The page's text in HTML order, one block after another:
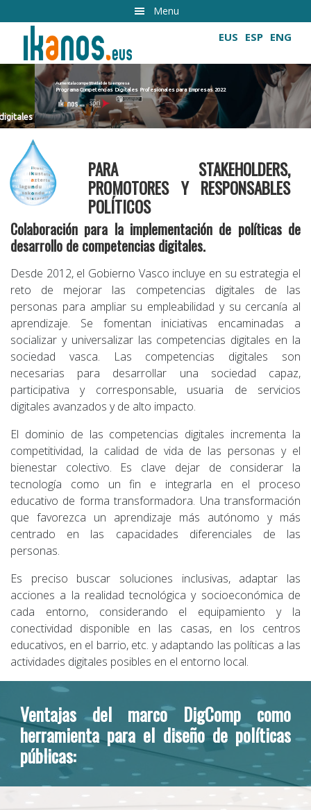
al
contenido
principal
Menu
EUS ESP ENG
Aumenta la competitividad de tu empresa
Programa Competencias Digitales Profesionales para Empresas 2022
Cultivando las competencias digitales
PARA STAKEHOLDERS,
PROMOTORES Y RESPONSABLES
POLÍTICOS
Colaboración para la implementación de políticas de
desarrollo de competencias digitales.
Desde 2012, el Gobierno Vasco incluye en su estrategia el
reto de mejorar las competencias digitales de las
personas para ampliar su empleabilidad y su cercanía al
aprendizaje. Se fomentan iniciativas encaminadas a
socializar y universalizar las competencias digitales en la
sociedad vasca. Las competencias digitales son
necesarias para desarrollar una sociedad capaz,
participativa y corresponsable, usuaria de servicios
digitales avanzados y de alto impacto.
El dominio de las competencias digitales incrementa la
competitividad, la calidad de vida de las personas y el
bienestar colectivo. Es clave dejar de considerar la
tecnología como un fin e integrarla en el proceso
educativo de forma transformadora. Una transformación
que favorezca un aprendizaje más autónomo y más
centrado en las capacidades diferenciales de las
personas.
Es preciso buscar soluciones inclusivas, adaptar las
acciones a la realidad tecnológica y socioeconómica de
cada entorno, considerando el equipamiento y la
conectividad disponible en las casas, en los centros
educativos, en el barrio, etc. y adaptando las políticas a las
actividades digitales posibles en el entorno local.
Ventajas del marco DigComp como
herramienta para el diseño de políticas
públicas: